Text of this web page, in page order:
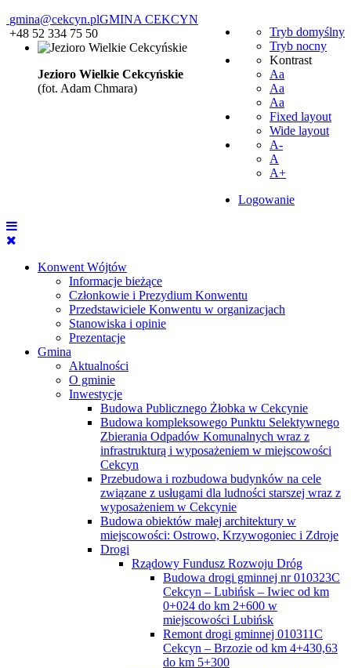
gmina@cekcyn.pl
+48 52 334 75 50
Tryb domyślny
Tryb nocny
Kontrast
Aa
Aa
Aa
Fixed layout
Wide layout
A-
A
A+
Logowanie
GMINA CEKCYN
Konwent Wójtów
Informacje bieżące
Członkowie i Prezydium Konwentu
Przedstawiciele Konwentu w organizacjach
Stanowiska i opinie
Prezentacje
Gmina
Aktualności
O gminie
Inwestycje
Budowa Publicznego Żłobka w Cekcynie
Budowa kompleksowego Punktu Selektywnego
Zbierania Odpadów Komunalnych wraz z
infrastrukturą i wyposażeniem w miejscowości
Cekcyn
Przebudowa i rozbudowa budynków na cele
związane z usługami dla ludności starszej wraz z
wyposażeniem w Cekcynie
Budowa obiektów małej architektury w
miejscowości: Ostrowo, Krzywogoniec i Zdroje
Drogi
Rządowy Fundusz Rozwoju Dróg
Budowa drogi gminnej nr 010323C
Cekcyn – Lubińsk – Iwiec od km
0+024 do km 2+600 w
miejscowości Lubińsk
Remont drogi gminnej 010311C
Cekcyn – Brzozie od km 4+430,63
do km 5+300
Jezioro Wielkie Cekcyńskie
(fot. Adam Chmara)